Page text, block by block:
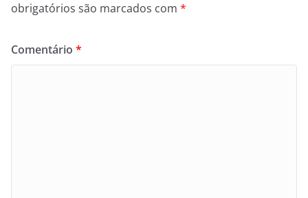
obrigatórios são marcados com *
Comentário *